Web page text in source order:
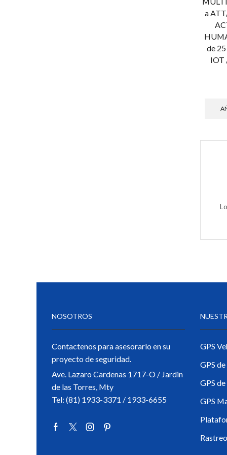
a
de
IOT
Transporting & storage
Tyres & rims
ubicación
Uncategorized
Videovigilancia
NOSOTROS
Contactenos para asesorarlo en su
proyecto de seguridad.
Ave. Lazaro Cardenas 1717-O / Jardin
de las Torres, Mty
Tel: (81) 1933-3371 / 1933-6655
GPS
GPS
GPS
GPS